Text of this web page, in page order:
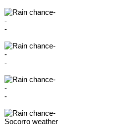
-
-
-
-
-
-
-
-
-
-
Socorro weather